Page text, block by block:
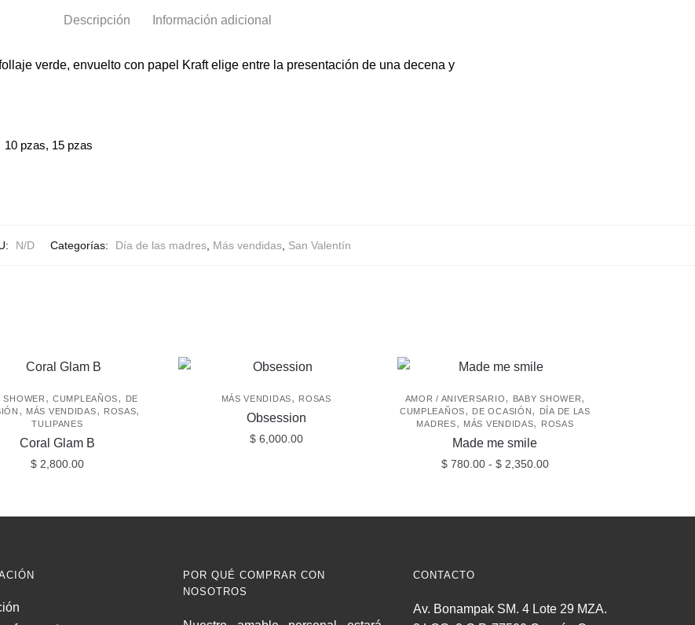
Descripción Información adicional
verde, envuelto con papel Kraft elige entre la presentación de una decena y
10 pzas, 15 pzas
N/D Categorías: Día de las madres Más vendidas San Valentín
SHOWER ,CUMPLEAÑOS,
DE
, MÁS VENDIDAS, ROSAS,
TULIPANES
Coral Glam B
$2,800.00
MÁS VENDIDAS, ROSAS
Obsession
$6,000.00
AMOR / ANIVERSARIO, BABY SHOWER,
CUMPLEAÑOS, DE OCASIÓN,
DÍA DE LAS
MADRES, MÁS VENDIDAS, ROSAS
Made me smile
$780.00 - $2,350.00Rango
desde
producto
opciones
POR QUÉ COMPRAR CON
NOSOTROS
CONTACTO
Av. Bonampak SM. 4 Lote 29 MZA.